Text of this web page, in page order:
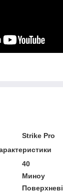
Strike Pro
40
Миноу
Поверхневі